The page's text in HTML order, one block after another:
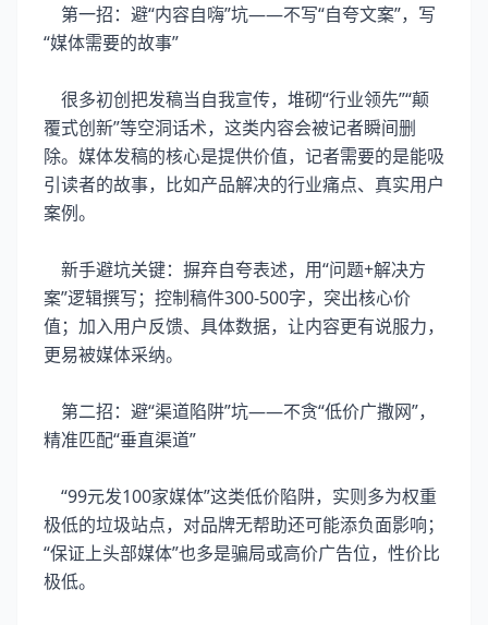
第一招：避“内容自嗨”坑——不写“自夸文案”，写
“媒体需要的故事”
很多初创把发稿当自我宣传，堆砌“行业领先”“颠
覆式创新”等空洞话术，这类内容会被记者瞬间删
除。媒体发稿的核心是提供价值，记者需要的是能吸
引读者的故事，比如产品解决的行业痛点、真实用户
案例。
新手避坑关键：摒弃自夸表述，用“问题+解决方
案”逻辑撰写；控制稿件300-500字，突出核心价
值；加入用户反馈、具体数据，让内容更有说服力，
更易被媒体采纳。
第二招：避“渠道陷阱”坑——不贪“低价广撒网”，
精准匹配“垂直渠道”
“99元发100家媒体”这类低价陷阱，实则多为权重
极低的垃圾站点，对品牌无帮助还可能添负面影响；
“保证上头部媒体”也多是骗局或高价广告位，性价比
极低。